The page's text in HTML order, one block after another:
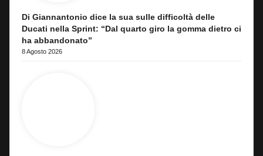
Di Giannantonio dice la sua sulle difficoltà delle
Ducati nella Sprint: “Dal quarto giro la gomma dietro ci
ha abbandonato”
8 Agosto 2026